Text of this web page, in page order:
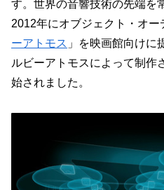
す。世界の音響技術の先端を
2012年にオブジェクト・オー
ーアトモス 」を映画館向けに
ルビーアトモスによって制作
始されました。